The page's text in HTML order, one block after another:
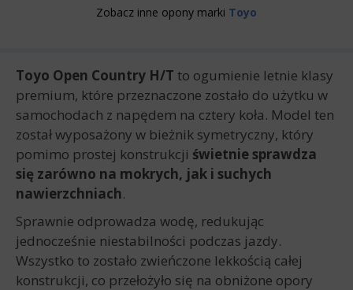
Zobacz inne opony marki Toyo
Toyo Open Country H/T to ogumienie letnie klasy
premium, które przeznaczone zostało do użytku w
samochodach z napędem na cztery koła. Model ten
został wyposażony w bieżnik symetryczny, który
pomimo prostej konstrukcji świetnie sprawdza
się zarówno na mokrych, jak i suchych
nawierzchniach.
Sprawnie odprowadza wodę, redukując
jednocześnie niestabilności podczas jazdy.
Wszystko to zostało zwieńczone lekkością całej
konstrukcji, co przełożyło się na obniżone opory